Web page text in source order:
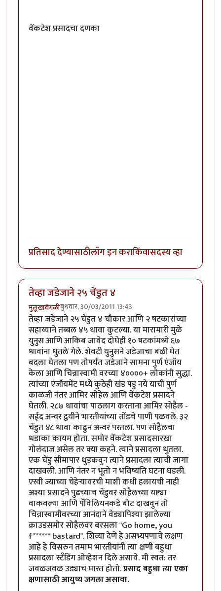
वेंकटेश प्रसादचा दणका
प्रतिसाद देण्यासाठीलॉग इन कराकिंवासदस्य व्हा
तेव्हा जडेजाने २५ चेंडुत ४
मुलूखावेगळीबुधवार, 30/03/2011 13:43
तेव्हा जडेजाने २५ चेंडुत ४ चौकार आणि २ षटकारांच्या
सहाय्याने तब्बल ४५ धावा कुटल्या. या मारामारी मुळे
युनुस आणि आकिब जावेद दोघेही १० षटकांमध्ये ६७
धावांना धुतले गेले. शेवटी युनुसने जडेजाचा बळी घेत
बदला घेतला पण तोपर्यंत जडेजाने सामना पुर्ण एंजॉय
केला आणि चिन्नास्वामी वरच्या ४००००+ लोकांनी सुद्धा.
त्यांच्या एंजॉयमेंट मध्ये कुठेही खंड पडु नये याची पुर्ण
काळजी नंतर आमिर सोहेल आणि वेंकटेश प्रसादने
घेतली. २८७ धावांचा पाठलाग करताना आमिर सोहैल -
सईद अन्वर द्वयीने भारतीयांच्या तोंडचे पाणी पळवले. ३२
चेंडुत ४८ धावा काढुन अन्वर परतला. पण सोहैलचा
धडाका कायम होता. समोर वेंकटेश प्रसादसारखा
गोलंदाज असेल तर क्या कहने. त्याने प्रसादला धुतला.
एक चेंडु सीमापार धुडकवुन त्याने प्रसादला त्याची जागा
दाखवली. आणि नंतर न भूतो न भविष्यति घटना घडली.
एरवी ज्याच्या चेहेर्‍यावरची माशी कधी हलायची नाही
अश्या प्रसादने पुढच्याच चेंडुवर सोहैलच्या यष्ट्या
वाकवल्या आणि पॅविलियनकडे बोट दाखवुन तो
चिन्नास्वामीवरच्या आनंदाने वेड्यापिश्या झालेल्या
क्राउडसमोर सोहैलवर बरसला "Go home, you
f****** bastard". शिव्या देणे हे असभ्यपणाचे लक्षण
आहे हे विसरुन तमाम भारतीयांनी त्या क्षणी बहुधा
प्रसादला स्टँडिंग ओव्हेशन दिले असावे. मी स्वत: तर
जवळजवळ उड्याच मारत होतो.प्रसाद बहुधा त्या एका
क्षणासाठी आयुष्य जगला असावा.